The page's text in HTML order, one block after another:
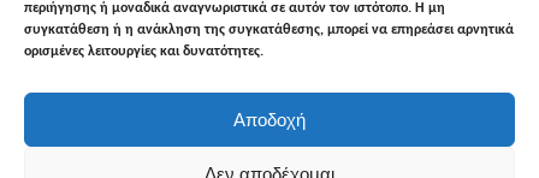
περιήγησης ή μοναδικά αναγνωριστικά σε αυτόν τον ιστότοπο. Η μη
συγκατάθεση ή η ανάκληση της συγκατάθεσης, μπορεί να επηρεάσει αρνητικά
ορισμένες λειτουργίες και δυνατότητες.
Αποδοχή
Δεν αποδέχομαι